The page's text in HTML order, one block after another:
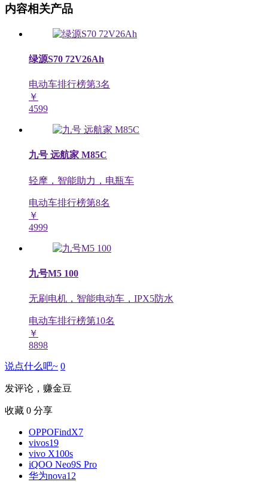
内容相关产品
绿源S70 72V26Ah
电动车排行榜第3名
￥
4599
九号 远航家 M85C
轻摩，智能助力，电瓶车
电动车排行榜第8名
￥
4999
九号M5 100
无刷电机，智能电动车，IPX5防水
电动车排行榜第10名
￥
8898
说点什么吧~ 0
发评论，赚金豆
收藏 0 分享
OPPOFindX7
vivos19
vivo X100s
iQOO Neo9S Pro
华为nova12